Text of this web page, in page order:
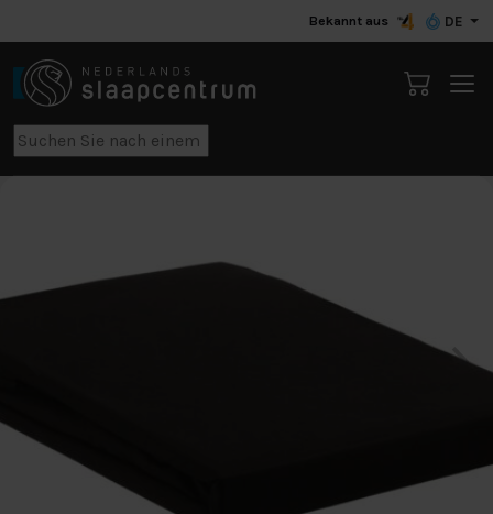
Bekannt aus DE